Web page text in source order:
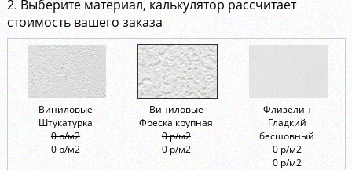
2. Выберите материал, калькулятор рассчитает
стоимость вашего заказа
Виниловые
Штукатурка
0 р/м2
0 р/м2
Виниловые
Фреска крупная
0 р/м2
0 р/м2
Флизелин
Гладкий
бесшовный
0 р/м2
0 р/м2